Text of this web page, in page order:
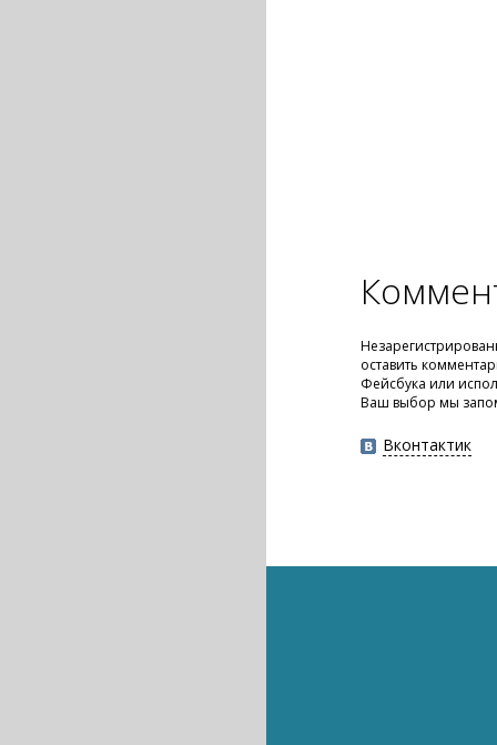
оставить
Фейсбука или
Ваш выбор мы
Вконтактик